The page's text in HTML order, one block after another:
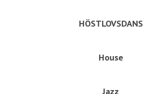
HÖSTLOVSDANS
House
Jazz